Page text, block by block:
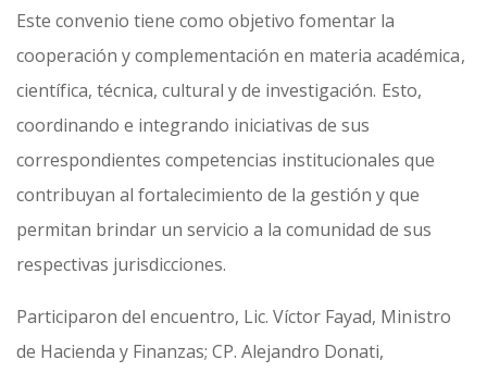
Este convenio tiene como objetivo fomentar la
cooperación y complementación en materia académica,
científica, técnica, cultural y de investigación. Esto,
coordinando e integrando iniciativas de sus
correspondientes competencias institucionales que
contribuyan al fortalecimiento de la gestión y que
permitan brindar un servicio a la comunidad de sus
respectivas jurisdicciones.
Participaron del encuentro, Lic. Víctor Fayad, Ministro
de Hacienda y Finanzas; CP. Alejandro Donati,